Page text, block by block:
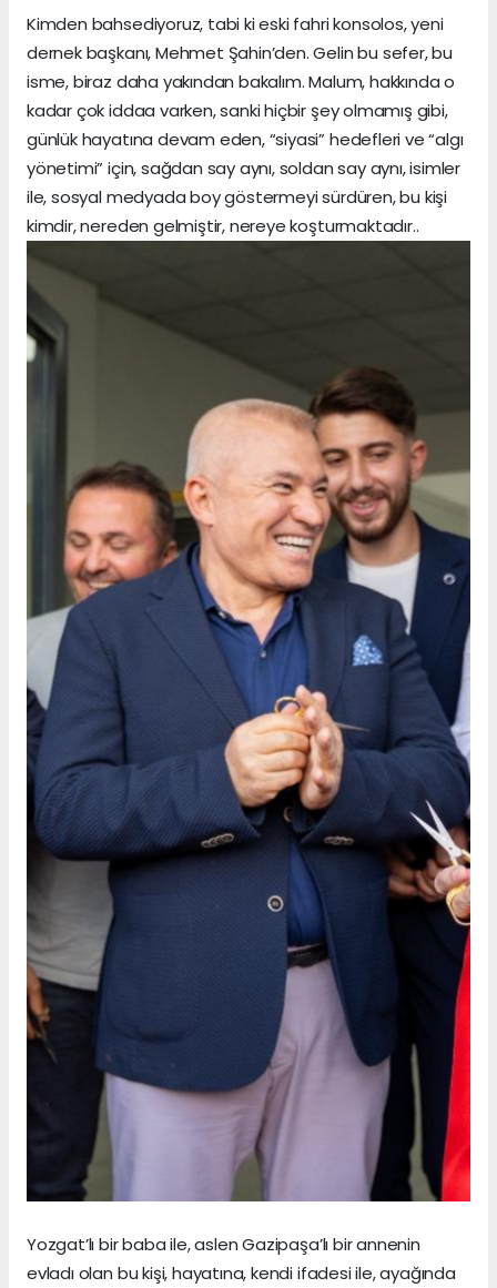
Kimden bahsediyoruz, tabi ki eski fahri konsolos, yeni
dernek başkanı, Mehmet Şahin’den. Gelin bu sefer, bu
isme, biraz daha yakından bakalım. Malum, hakkında o
kadar çok iddaa varken, sanki hiçbir şey olmamış gibi,
günlük hayatına devam eden, “siyasi” hedefleri ve “algı
yönetimi” için, sağdan say aynı, soldan say aynı, isimler
ile, sosyal medyada boy göstermeyi sürdüren, bu kişi
kimdir, nereden gelmiştir, nereye koşturmaktadır..
Yozgat’lı bir baba ile, aslen Gazipaşa’lı bir annenin
evladı olan bu kişi, hayatına, kendi ifadesi ile, ayağında